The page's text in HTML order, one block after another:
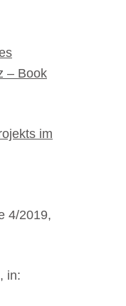
– Book
im
4/2019,
in: